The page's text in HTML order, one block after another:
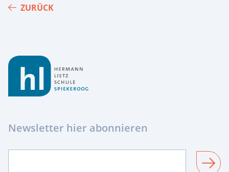
ZURÜCK
Newsletter hier abonnieren
SENDEN